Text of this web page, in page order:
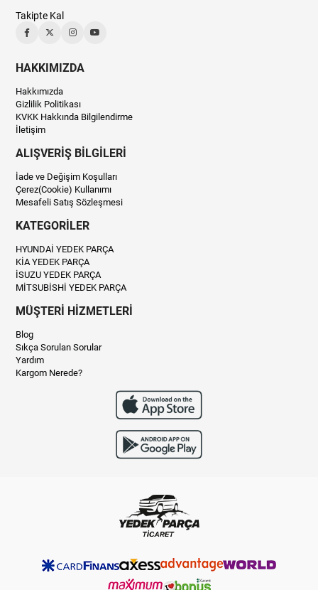
Takipte Kal
HAKKIMIZDA
Hakkımızda
Gizlilik Politikası
KVKK Hakkında Bilgilendirme
İletişim
ALIŞVERİŞ BİLGİLERİ
İade ve Değişim Koşulları
Çerez(Cookie) Kullanımı
Mesafeli Satış Sözleşmesi
KATEGORİLER
HYUNDAİ YEDEK PARÇA
KİA YEDEK PARÇA
İSUZU YEDEK PARÇA
MİTSUBİSHİ YEDEK PARÇA
MÜŞTERİ HİZMETLERİ
Blog
Sıkça Sorulan Sorular
Yardım
Kargom Nerede?